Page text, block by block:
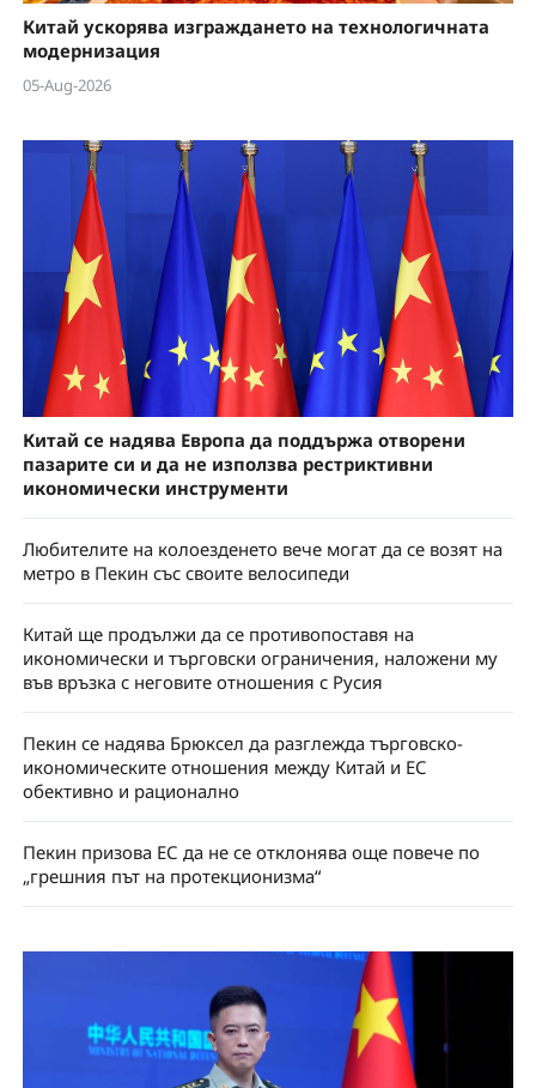
Китай ускорява изграждането на технологичната
модернизация
05-Aug-2026
Китай се надява Европа да поддържа отворени
пазарите си и да не използва рестриктивни
икономически инструменти
Любителите на колоезденето вече могат да се возят на
метро в Пекин със своите велосипеди
Китай ще продължи да се противопоставя на
икономически и търговски ограничения, наложени му
във връзка с неговите отношения с Русия
Пекин се надява Брюксел да разглежда търговско-
икономическите отношения между Китай и ЕС
обективно и рационално
Пекин призова ЕС да не се отклонява още повече по
„грешния път на протекционизма“